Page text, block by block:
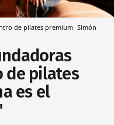
de pilates premium Simón
de pilates
es el